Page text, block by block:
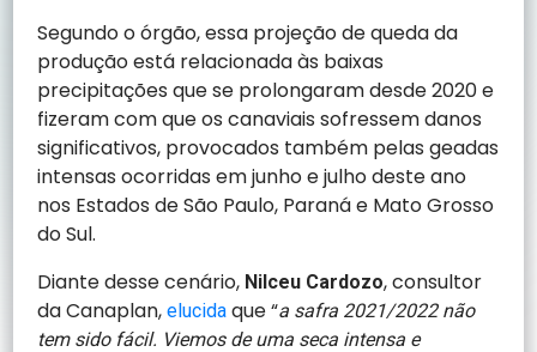
Segundo o órgão, essa projeção de queda da
produção está relacionada às baixas
precipitações que se prolongaram desde 2020 e
fizeram com que os canaviais sofressem danos
significativos, provocados também pelas geadas
intensas ocorridas em junho e julho deste ano
nos Estados de São Paulo, Paraná e Mato Grosso
do Sul.
Diante desse cenário, Nilceu Cardozo, consultor
da Canaplan,elucida que “a safra 2021/2022 não
tem sido fácil. Viemos de uma seca intensa e